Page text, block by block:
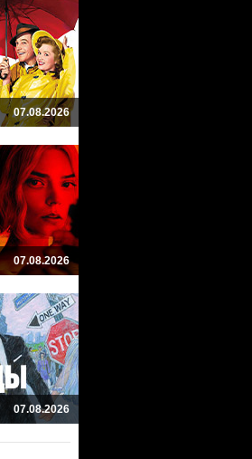
07.08.2026
07.08.2026
07.08.2026